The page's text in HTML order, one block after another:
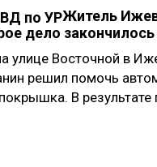
Житель
дело
улице Восточной в
решил помочь
В